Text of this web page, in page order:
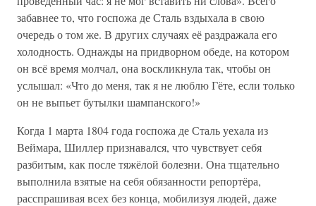
забавнее то, что госпожа де Сталь вздыхала в свою
очередь о том же. В других случаях её раздражала его
холодность. Однажды на придворном обеде, на котором
он всё время молчал, она воскликнула так, чтобы он
услышал: «Что до меня, так я не люблю Гёте, если только
он не выпьет бутылки шампанского!»
Когда 1 марта 1804 года госпожа де Сталь уехала из
Веймара, Шиллер признавался, что чувствует себя
разбитым, как после тяжёлой болезни. Она тщательно
выполнила взятые на себя обязанности репортёра,
расспрашивая всех без конца, мобилизуя людей, даже